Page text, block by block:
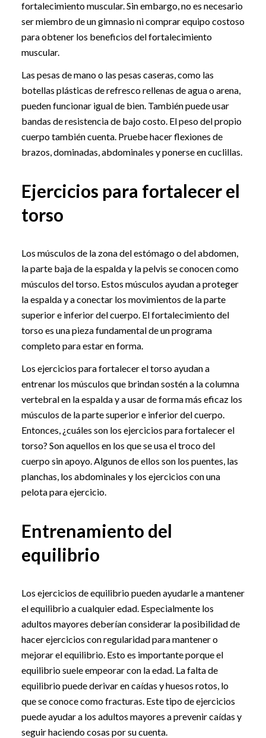
fortalecimiento muscular. Sin embargo, no es necesario
ser miembro de un gimnasio ni comprar equipo costoso
para obtener los beneficios del fortalecimiento
muscular.
Las pesas de mano o las pesas caseras, como las
botellas plásticas de refresco rellenas de agua o arena,
pueden funcionar igual de bien. También puede usar
bandas de resistencia de bajo costo. El peso del propio
cuerpo también cuenta. Pruebe hacer flexiones de
brazos, dominadas, abdominales y ponerse en cuclillas.
Ejercicios para fortalecer el
torso
Los músculos de la zona del estómago o del abdomen,
la parte baja de la espalda y la pelvis se conocen como
músculos del torso. Estos músculos ayudan a proteger
la espalda y a conectar los movimientos de la parte
superior e inferior del cuerpo. El fortalecimiento del
torso es una pieza fundamental de un programa
completo para estar en forma.
Los ejercicios para fortalecer el torso ayudan a
entrenar los músculos que brindan sostén a la columna
vertebral en la espalda y a usar de forma más eficaz los
músculos de la parte superior e inferior del cuerpo.
Entonces, ¿cuáles son los ejercicios para fortalecer el
torso? Son aquellos en los que se usa el troco del
cuerpo sin apoyo. Algunos de ellos son los puentes, las
planchas, los abdominales y los ejercicios con una
pelota para ejercicio.
Entrenamiento del
equilibrio
Los ejercicios de equilibrio pueden ayudarle a mantener
el equilibrio a cualquier edad. Especialmente los
adultos mayores deberían considerar la posibilidad de
hacer ejercicios con regularidad para mantener o
mejorar el equilibrio. Esto es importante porque el
equilibrio suele empeorar con la edad. La falta de
equilibrio puede derivar en caídas y huesos rotos, lo
que se conoce como fracturas. Este tipo de ejercicios
puede ayudar a los adultos mayores a prevenir caídas y
seguir haciendo cosas por su cuenta.